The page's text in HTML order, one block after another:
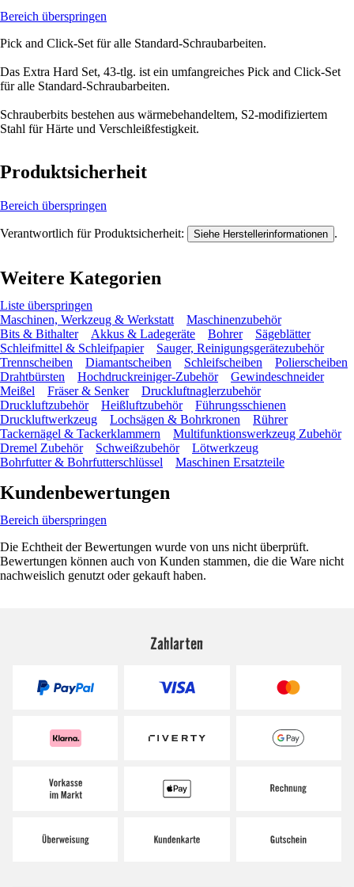
Bereich überspringen
Pick and Click-Set für alle Standard-Schraubarbeiten.
Das Extra Hard Set, 43‑tlg. ist ein umfangreiches Pick and Click-Set
für alle Standard-Schraubarbeiten.
Schrauberbits bestehen aus wärmebehandeltem, S2-modifiziertem
Stahl für Härte und Verschleißfestigkeit.
Produktsicherheit
Bereich überspringen
Verantwortlich für Produktsicherheit: Siehe Herstellerinformationen .
Weitere Kategorien
Liste überspringen
Maschinen, Werkzeug & Werkstatt
Maschinenzubehör
Bits & Bithalter
Akkus & Ladegeräte Bohrer
Sägeblätter
Schleifmittel & Schleifpapier
Sauger, Reinigungsgerätezubehör
Trennscheiben
Diamantscheiben Schleifscheiben
Polierscheiben
Drahtbürsten
Hochdruckreiniger-Zubehör
Gewindeschneider
Meißel
Fräser & Senker
Druckluftnaglerzubehör
Druckluftzubehör
Heißluftzubehör
Führungsschienen
Druckluftwerkzeug
Lochsägen & Bohrkronen
Rührer
Tackernägel & Tackerklammern
Multifunktionswerkzeug Zubehör
Dremel Zubehör
Schweißzubehör
Lötwerkzeug
Bohrfutter & Bohrfutterschlüssel
Maschinen Ersatzteile
Kundenbewertungen
Bereich überspringen
Die Echtheit der Bewertungen wurde von uns nicht überprüft.
Bewertungen können auch von Kunden stammen, die die Ware nicht
nachweislich genutzt oder gekauft haben.
Zahlarten